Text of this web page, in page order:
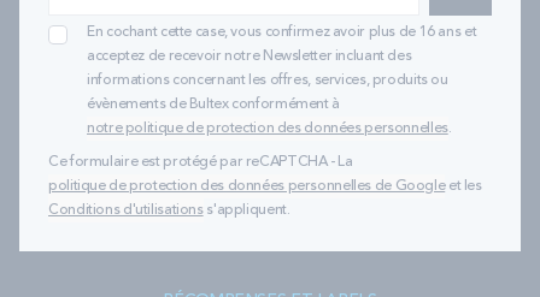
En cochant cette case, vous confirmez avoir plus de 16 ans et
acceptez de recevoir notre Newsletter incluant des
informations concernant les offres, services, produits ou
évènements de Bultex conformément à
notre politique de protection des données personnelles.
Ce formulaire est protégé par reCAPTCHA - La
politique de protection des données personnelles de Googleet les
Conditions d'utilisationss'appliquent.